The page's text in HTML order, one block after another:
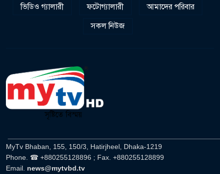
ভিডিও গ্যালারী
ফটোগ্যালারী
আমাদের পরিবার
সকল নিউজ
MyTv Bhaban, 155, 150/3, Hatirjheel, Dhaka-1219
Phone. ☎ +880255128896 ; Fax. +880255128899
Email. news@mytvbd.tv